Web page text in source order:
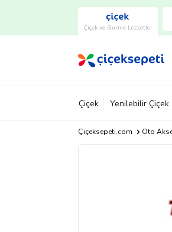
Çiçek ve Gurme Lezzetler
Çiçek Yenilebilir Çiçek
Çiçeksepeti.com Oto